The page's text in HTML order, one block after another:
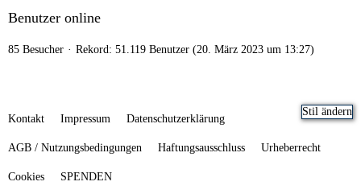
Benutzer online
85 Besucher Rekord: 51.119 Benutzer (20. März 2023 um 13:27)
Stil ändern
Kontakt Impressum Datenschutzerklärung
AGB / Nutzungsbedingungen Haftungsausschluss Urheberrecht
Cookies SPENDEN